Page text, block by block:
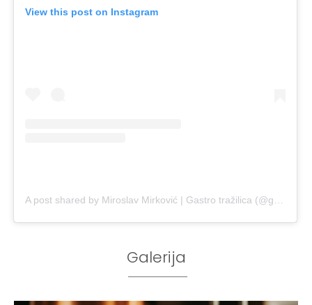
View this post on Instagram
Galerija